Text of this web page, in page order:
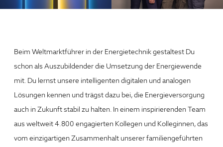
Beim Weltmarktführer in der Energietechnik gestaltest Du
schon als Auszubildender die Umsetzung der Energiewende
mit. Du lernst unsere intelligenten digitalen und analogen
Lösungen kennen und trägst dazu bei, die Energieversorgung
auch in Zukunft stabil zu halten. In einem inspirierenden Team
aus weltweit 4.800 engagierten Kollegen und Kolleginnen, das
vom einzigartigen Zusammenhalt unserer familiengeführten